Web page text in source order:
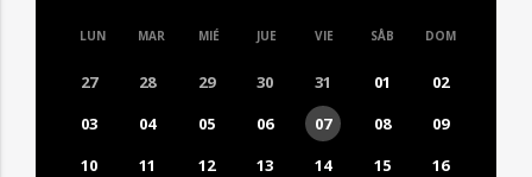
LUN MAR MIÉ JUE VIE SÅB DOM
27 28 29 30 31 01
02
03
04 05 06 07 08
09
10
11 12 13 14 15
16